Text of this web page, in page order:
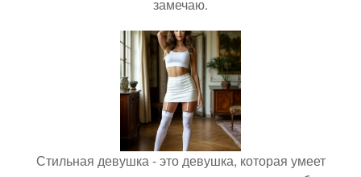
замечаю.
Стильная девушка - это девушка, которая умеет